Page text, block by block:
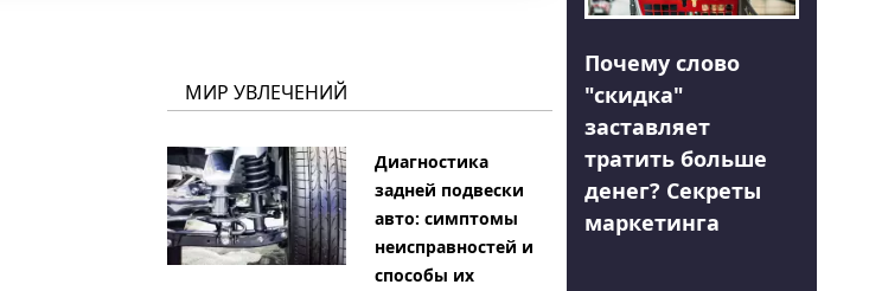
МИР УВЛЕЧЕНИЙ
Диагностика
задней подвески
авто: симптомы
неисправностей и
способы их
Почему слово
"скидка"
заставляет
тратить больше
денег? Секреты
маркетинга